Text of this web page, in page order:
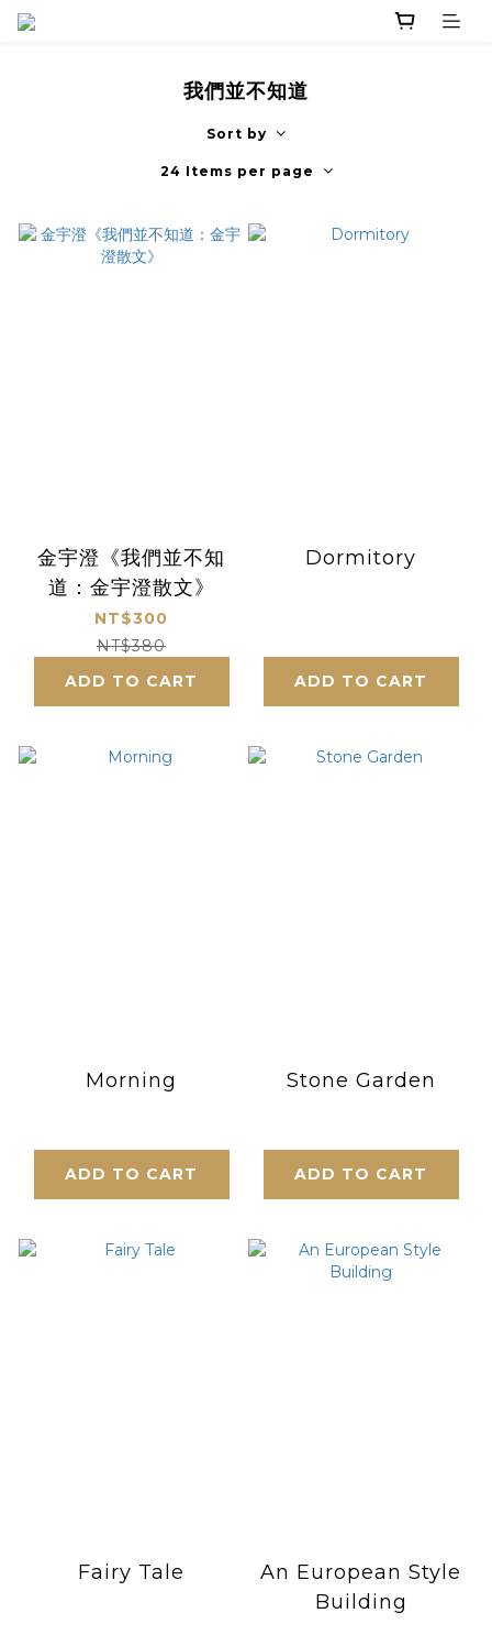
我們並不知道
Sort by
24 Items per page
金宇澄《我們並不知
道：金宇澄散文》
NT$300
NT$380
ADD TO CART
Dormitory
ADD TO CART
Morning
ADD TO CART
Stone Garden
ADD TO CART
Fairy Tale
An European Style
Building